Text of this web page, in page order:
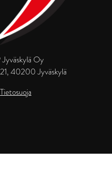
Jyväskylä Oy
40200 Jyväskylä
Tietosuoja